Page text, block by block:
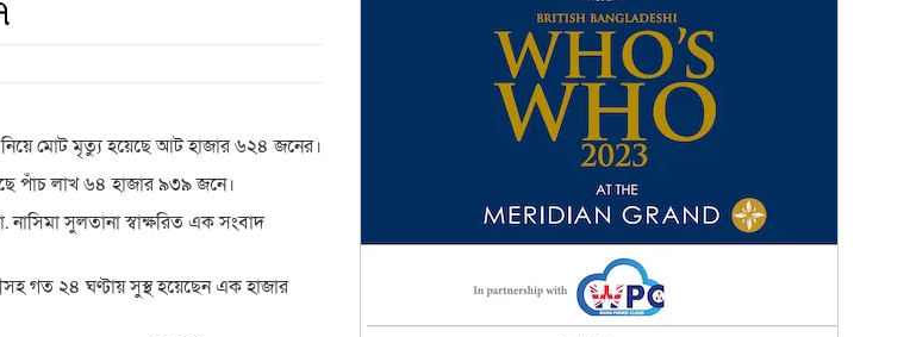
মোট মৃত্যু হয়েছে আট হাজার ৬২৪ জনের।
পাঁচ লাখ ৬৪ হাজার ৯৩৯ জনে।
নাসিমা সুলতানা স্বাক্ষরিত এক সংবাদ
গত ২৪ ঘণ্টায় সুস্থ হয়েছেন এক হাজার